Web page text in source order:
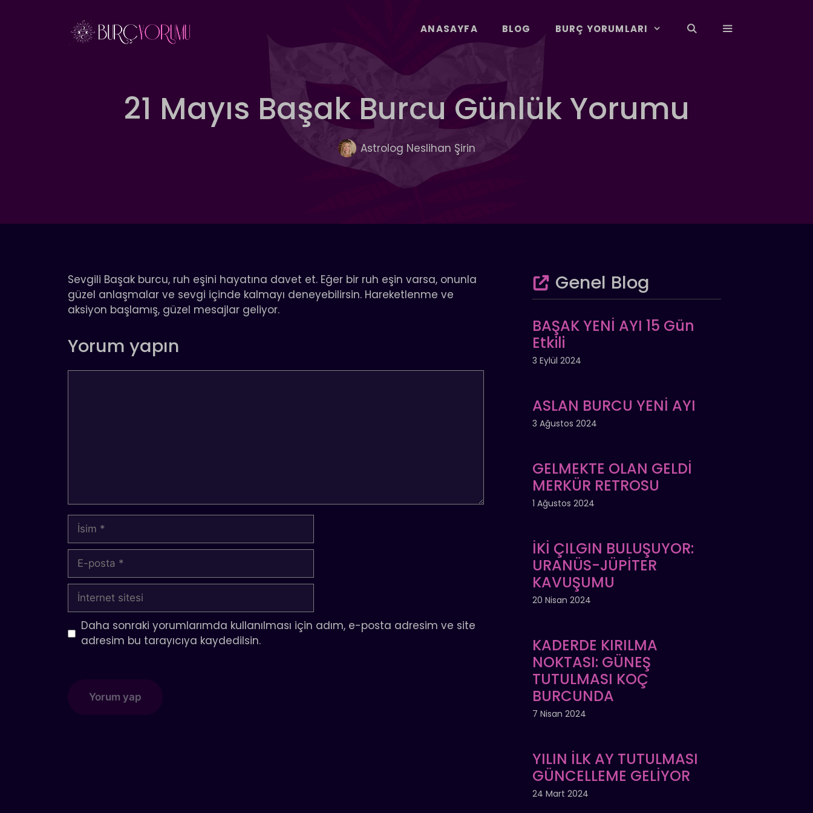
ANASAYFA BLOG BURÇ YORUMLARI
21 Mayıs Başak Burcu Günlük Yorumu
Astrolog Neslihan Şirin
Sevgili Başak burcu, ruh eşini hayatına davet et. Eğer bir ruh eşin varsa, onunla
güzel anlaşmalar ve sevgi içinde kalmayı deneyebilirsin. Hareketlenme ve
aksiyon başlamış, güzel mesajlar geliyor.
Yorum yapın
İsim
posta
İnternet
sitesi
Daha sonraki yorumlarımda kullanılması için adım, e-posta adresim ve site
adresim bu tarayıcıya kaydedilsin.
Genel Blog
BAŞAK YENİ AYI 15 Gün
Etkili
3 Eylül 2024
ASLAN BURCU YENİ AYI
3 Ağustos 2024
GELMEKTE OLAN GELDİ
MERKÜR RETROSU
1 Ağustos 2024
İKİ ÇILGIN BULUŞUYOR:
URANÜS-JÜPİTER
KAVUŞUMU
20 Nisan 2024
KADERDE KIRILMA
NOKTASI: GÜNEŞ
TUTULMASI KOÇ
BURCUNDA
7 Nisan 2024
YILIN İLK AY TUTULMASI
GÜNCELLEME GELİYOR
24 Mart 2024